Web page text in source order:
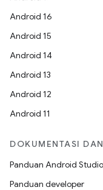
Android 16
Android 15
Android 14
Android 13
Android 12
Android 11
DOKUMENTASI
Panduan Android Studio
Panduan developer